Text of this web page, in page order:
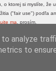
ktorej si myslíte, že
("fair use") podľa
ma , prosím.
analyze
to